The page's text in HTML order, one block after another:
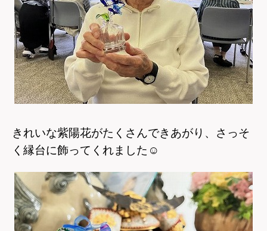
きれいな紫陽花がたくさんできあがり、さっそ
く縁台に飾ってくれました ☺